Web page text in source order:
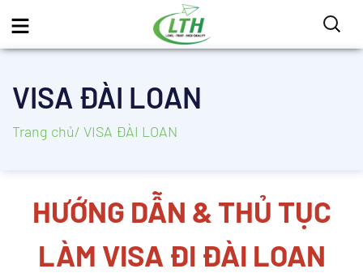
VISA ĐÀI LOAN
Trang chủ/ VISA ĐÀI LOAN
HƯỚNG DẪN & THỦ TỤC
LÀM VISA ĐI ĐÀI LOAN